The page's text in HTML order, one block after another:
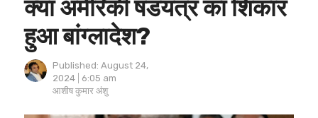
क्या अमेरिकी षडयंत्र का शिकार
हुआ बांग्लादेश?
Published: August 24,
2024
6:05 am
Author
आशीष कुमार अंशु